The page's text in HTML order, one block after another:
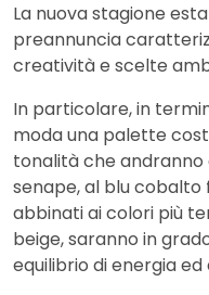
La nuova stagione
preannuncia
creatività e scelte
In particolare, in
moda una palette
tonalità che
senape, al blu cobalto
abbinati ai colori più
beige, saranno in
equilibrio di energia ed